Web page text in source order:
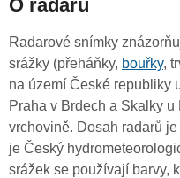
O radaru
Radarové snímky
srážky (přeháňky, bouřky,
na území České republiky
Praha v Brdech a Skalky
vrchovině. Dosah radarů
je Český
srážek se používají barvy,